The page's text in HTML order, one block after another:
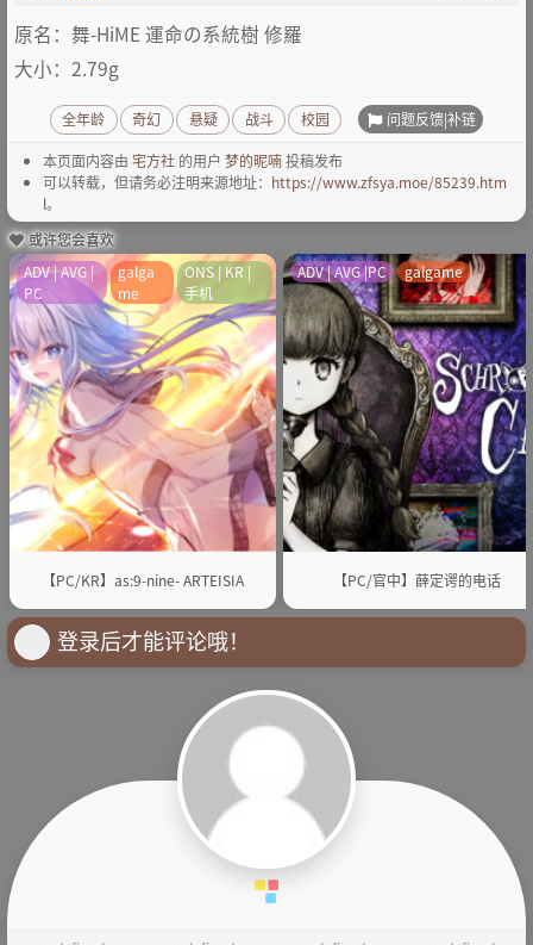
原名：舞-HiME 運命の系統樹 修羅
大小：2.79g
全年龄 奇幻 悬疑 战斗 校园 问题反馈|补链
本页面内容由 宅方社 的用户 梦的昵喃投稿发布
可以转载，但请务必注明来源地址： https://www.zfsya.moe/85239.htm
l。
或许您会喜欢
【PC/KR】as:9-nine- ARTEISIA
ADV | AVG |
PC
galga
me
ONS | KR |
手机
【PC/官中】薛定谔的电话
ADV | AVG |PC galgame
登录后才能评论哦！